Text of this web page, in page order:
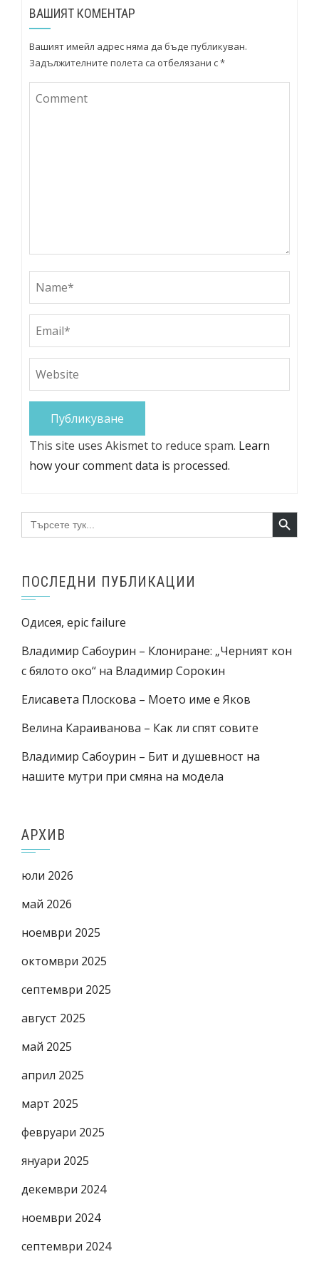
ВАШИЯТ КОМЕНТАР
Вашият имейл адрес няма да бъде публикуван.
Задължителните полета са отбелязани с*
This site uses Akismet to reduce spam. Learn
how your comment data is processed.
Search
for:
Search Button
ПОСЛЕДНИ ПУБЛИКАЦИИ
Одисея, epic failure
Владимир Сабоурин – Клониране: „Черният кон
с бялото око“ на Владимир Сорокин
Елисавета Плоскова – Моето име е Яков
Велина Караиванова – Как ли спят совите
Владимир Сабоурин – Бит и душевност на
нашите мутри при смяна на модела
АРХИВ
юли 2026
май 2026
ноември 2025
октомври 2025
септември 2025
август 2025
май 2025
април 2025
март 2025
февруари 2025
януари 2025
декември 2024
ноември 2024
септември 2024